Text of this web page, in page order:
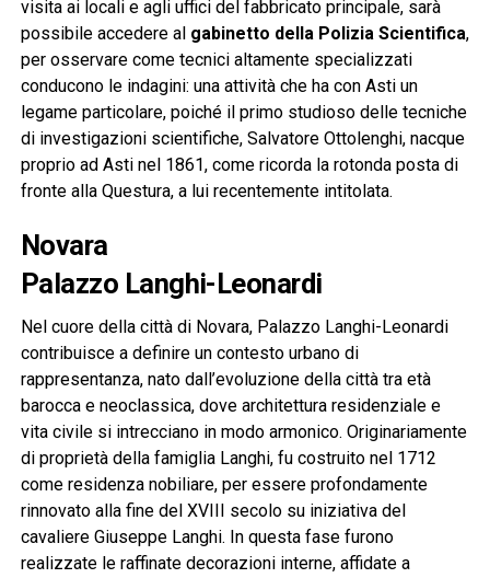
visita ai locali e agli uffici del fabbricato principale, sarà
possibile accedere al gabinetto della Polizia Scientifica,
per osservare come tecnici altamente specializzati
conducono le indagini: una attività che ha con Asti un
legame particolare, poiché il primo studioso delle tecniche
di investigazioni scientifiche, Salvatore Ottolenghi, nacque
proprio ad Asti nel 1861, come ricorda la rotonda posta di
fronte alla Questura, a lui recentemente intitolata.
Novara
Palazzo Langhi-Leonardi
Nel cuore della città di Novara, Palazzo Langhi-Leonardi
contribuisce a definire un contesto urbano di
rappresentanza, nato dall’evoluzione della città tra età
barocca e neoclassica, dove architettura residenziale e
vita civile si intrecciano in modo armonico. Originariamente
di proprietà della famiglia Langhi, fu costruito nel 1712
come residenza nobiliare, per essere profondamente
rinnovato alla fine del XVIII secolo su iniziativa del
cavaliere Giuseppe Langhi. In questa fase furono
realizzate le raffinate decorazioni interne, affidate a